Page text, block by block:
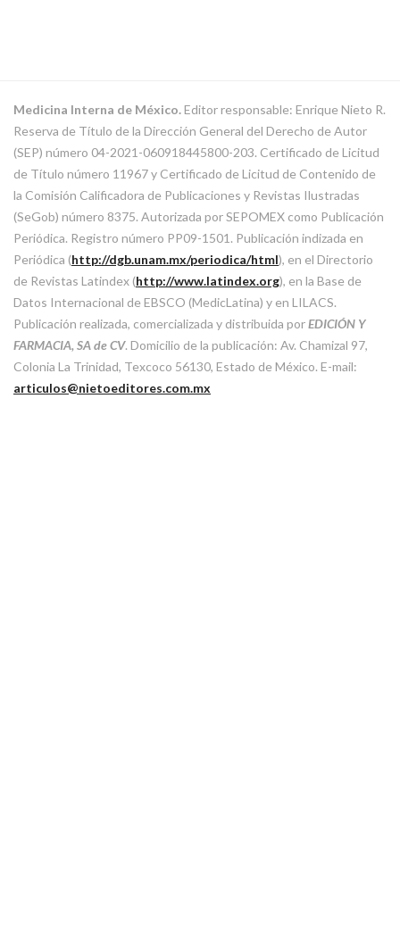
Medicina Interna de México.Editor responsable: Enrique Nieto R.
Reserva de Título de la Dirección General del Derecho de Autor
(SEP) número 04-2021-060918445800-203. Certificado de Licitud
de Título número 11967 y Certificado de Licitud de Contenido de
la Comisión Calificadora de Publicaciones y Revistas Ilustradas
(SeGob) número 8375. Autorizada por SEPOMEX como Publicación
Periódica. Registro número PP09-1501. Publicación indizada en
Periódica (http://dgb.unam.mx/periodica/html), en el Directorio
de Revistas Latindex (http://www.latindex.org), en la Base de
Datos Internacional de EBSCO (MedicLatina) y en LILACS.
Publicación realizada, comercializada y distribuida porEDICIÓN Y
FARMACIA, SA de CV. Domicilio de la publicación: Av. Chamizal 97,
Colonia La Trinidad, Texcoco 56130, Estado de México. E-mail:
articulos@nietoeditores.com.mx